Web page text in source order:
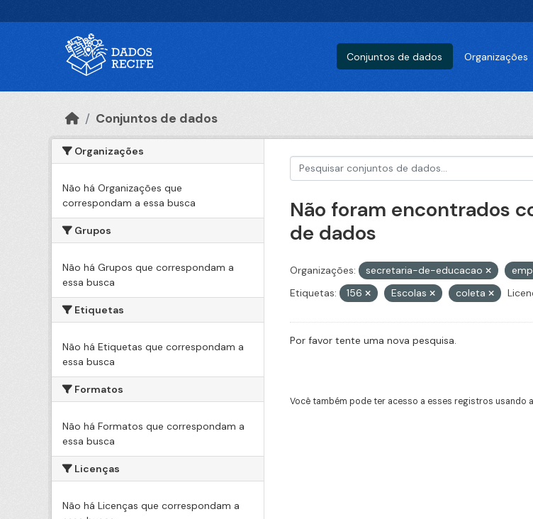
Conjuntos de dados Organizações
Conjuntos de dados
Organizações
Não há Organizações que
correspondam a essa busca
Grupos
Não há Grupos que correspondam a
essa busca
Etiquetas
Não há Etiquetas que correspondam a
essa busca
Formatos
Não há Formatos que correspondam a
essa busca
Licenças
Não há Licenças que correspondam a
Não foram encontrados
de dados
Organizações: secretaria-de-educacao
Etiquetas:
156 Escolas coleta
Por favor tente uma nova pesquisa.
Você também pode ter acesso a esses registros usando a